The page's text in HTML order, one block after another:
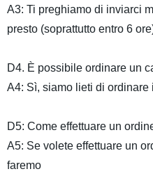
A3: Ti preghiamo di inviarci
presto (soprattutto entro 6
D4. È possibile ordinare un
A4: Sì, siamo lieti di
D5: Come effettuare un
A5: Se volete effettuare un
faremo